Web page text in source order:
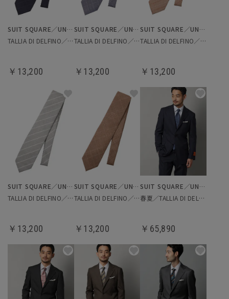
SUIT SQUARE／UNIVERSAL LANGUAGE
TALLIA DI DELFINO／ネクタイ
￥13,200
SUIT SQUARE／UNIVERSAL LANGUAGE
TALLIA DI DELFINO／ネクタイ
￥13,200
SUIT SQUARE／UNIVERSAL LANGUAGE
TALLIA DI DELFINO／ネクタイ
￥13,200
SUIT SQUARE／UNIVERSAL LANGUAGE
TALLIA DI DELFINO／ネクタイ
￥13,200
SUIT SQUARE／UNIVERSAL LANGUAGE
TALLIA DI DELFINO／ネクタイ
￥13,200
SUIT SQUARE／UNIVERSAL LANGUAGE
春夏／TALLIA DI DELFINO／スーツ
￥65,890